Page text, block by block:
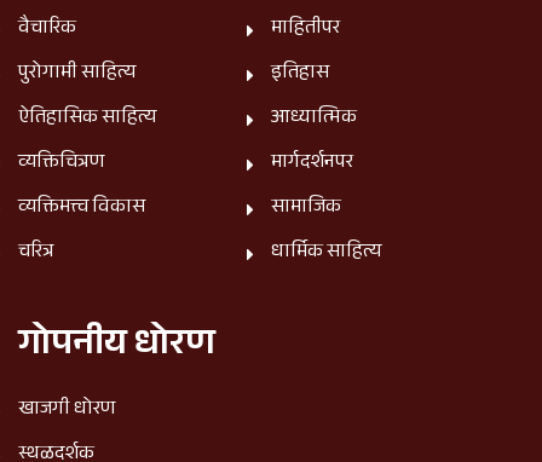
वैचारिक
पुरोगामी साहित्य
ऐतिहासिक साहित्य
व्यक्तिचित्रण
व्यक्तिमत्त्व विकास
चरित्र
माहितीपर
इतिहास
आध्यात्मिक
मार्गदर्शनपर
सामाजिक
धार्मिक साहित्य
गोपनीय धोरण
खाजगी धोरण
स्थळदर्शक